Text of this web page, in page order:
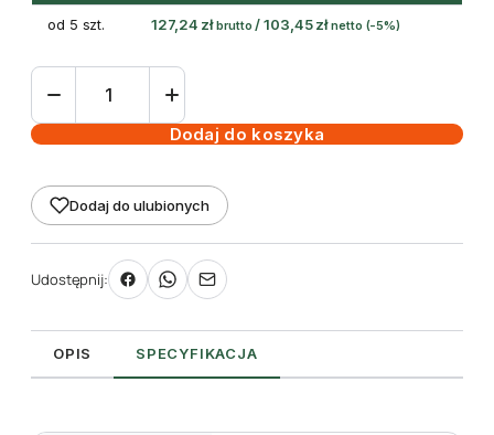
od 5 szt. 127,24 zł brutto /103,45zł netto (-5%)
ilość
pętlowa
25
x
250
mm
rolka
1000
Dodaj do koszyka
Dodaj do ulubionych
Udostępnij:
OPIS SPECYFIKACJA